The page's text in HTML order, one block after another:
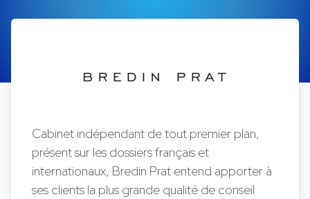
Cabinet indépendant de tout premier plan,
présent sur les dossiers français et
internationaux, Bredin Prat entend apporter à
ses clients la plus grande qualité de conseil